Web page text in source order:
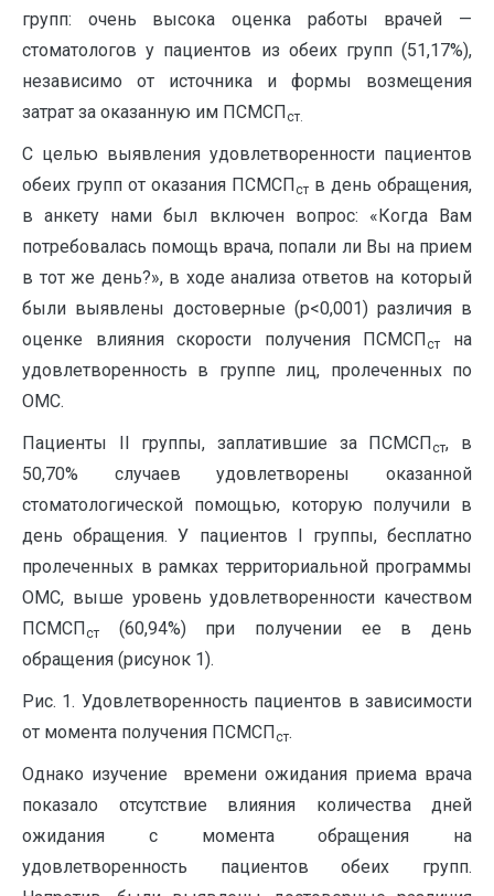
групп: очень высока оценка работы врачей —
стоматологов у пациентов из обеих групп (51,17%),
независимо от источника и формы возмещения
затрат за оказанную им ПСМСПст.
С целью выявления удовлетворенности пациентов
обеих групп от оказания ПСМСПст в день обращения,
в анкету нами был включен вопрос: «Когда Вам
потребовалась помощь врача, попали ли Вы на прием
в тот же день?», в ходе анализа ответов на который
были выявлены достоверные (р<0,001) различия в
оценке влияния скорости получения ПСМСПст
на
удовлетворенность в группе лиц, пролеченных по
ОМС.
Пациенты II группы, заплатившие за ПСМСПст, в
50,70% случаев удовлетворены оказанной
стоматологической помощью, которую получили в
день обращения. У пациентов I группы, бесплатно
пролеченных в рамках территориальной программы
ОМС, выше уровень удовлетворенности качеством
ПСМСПст
(60,94%) при получении ее в день
обращения (рисунок 1).
Рис. 1. Удовлетворенность пациентов в зависимости
от момента получения ПСМСПст.
Однако изучение времени ожидания приема врача
показало отсутствие влияния количества дней
ожидания с момента обращения на
удовлетворенность пациентов обеих групп.